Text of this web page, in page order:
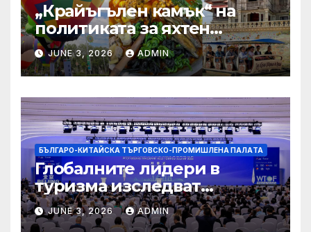
„Крайъгълен камък“ на
политиката за яхтен
туризъм на GBA
JUNE 3, 2026 ADMIN
БЪЛГАРО-КИТАЙСКА ТЪРГОВСКО-ПРОМИШЛЕНА ПАЛAТА
Глобалните лидери в
туризма изследват
бъдещето на пътуването,
управлявано от AI
JUNE 3, 2026 ADMIN